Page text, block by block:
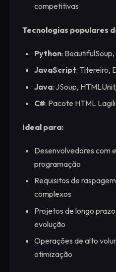
competitivas
Tecnologias populares
Python:
JavaScript: Titereiro,
Java: JSoup,
C#: Pacote HTML
Ideal para:
Desenvolvedores com
programação
Requisitos de
complexos
Projetos de longo
evolução
Operações de alto
otimização